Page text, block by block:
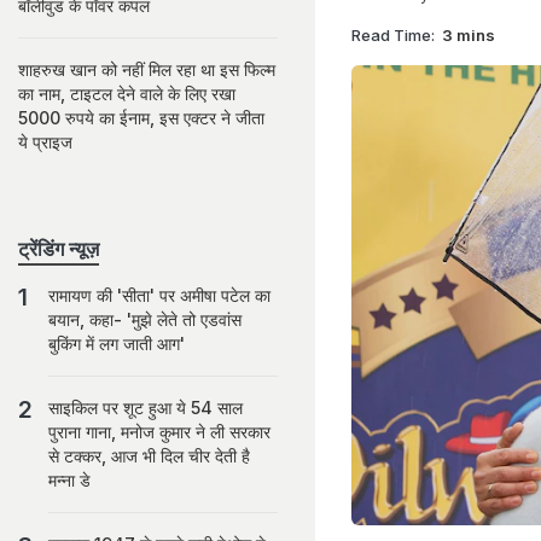
Read Time: 3 mins
बॉलीवुड के पॉवर कपल
शाहरुख खान को नहीं मिल रहा था इस फिल्म
का नाम, टाइटल देने वाले के लिए रखा
5000 रुपये का ईनाम, इस एक्टर ने जीता
ये प्राइज
ट्रेंडिंग न्यूज़
रामायण की 'सीता' पर अमीषा पटेल का
बयान, कहा- 'मुझे लेते तो एडवांस
बुकिंग में लग जाती आग'
साइकिल पर शूट हुआ ये 54 साल
पुराना गाना, मनोज कुमार ने ली सरकार
से टक्कर, आज भी दिल चीर देती है
मन्ना डे